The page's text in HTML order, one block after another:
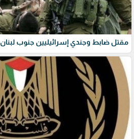
مقتل ضابط وجندي إسرائيليين جنوب لبنان